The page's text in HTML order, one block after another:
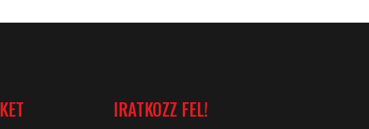
IRATKOZZ FEL!